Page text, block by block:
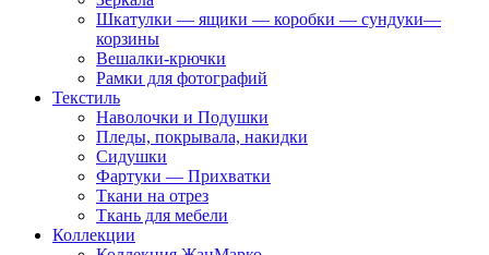
Шкатулки — ящики — коробки — сундуки—
корзины
Вешалки-крючки
Рамки для фотографий
Текстиль
Наволочки и Подушки
Пледы, покрывала, накидки
Сидушки
Фартуки — Прихватки
Ткани на отрез
Ткань для мебели
Коллекции